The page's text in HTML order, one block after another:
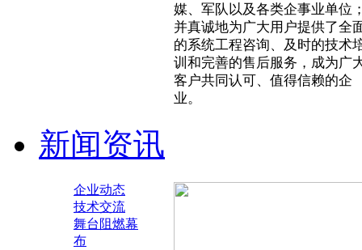
媒、军队以及各类企事业单位
并真诚地为广大用户提供了全
的系统工程咨询、及时的技术
训和完善的售后服务，成为广
客户共同认可、值得信赖的企
业。
新闻资讯
企业动态
技术交流
舞台阻燃幕
布